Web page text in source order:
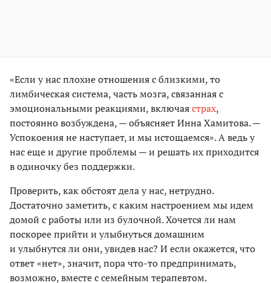
«Если у нас плохие отношения с близкими, то
лимбическая система, часть мозга, связанная с
эмоциональными реакциями, включаястрах,
постоянно возбуждена, — объясняет Инна Хамитова. —
Успокоения не наступает, и мы истощаемся». А ведь у
нас еще и другие проблемы — и решать их приходится
в одиночку без поддержки.
Проверить, как обстоят дела у нас, нетрудно.
Достаточно заметить, с каким настроением мы идем
домой с работы или из булочной. Хочется ли нам
поскорее прийти и улыбнуться домашним
и улыбнутся ли они, увидев нас? И если окажется, что
ответ «нет», значит, пора что-то предпринимать,
возможно, вместе с семейным терапевтом.